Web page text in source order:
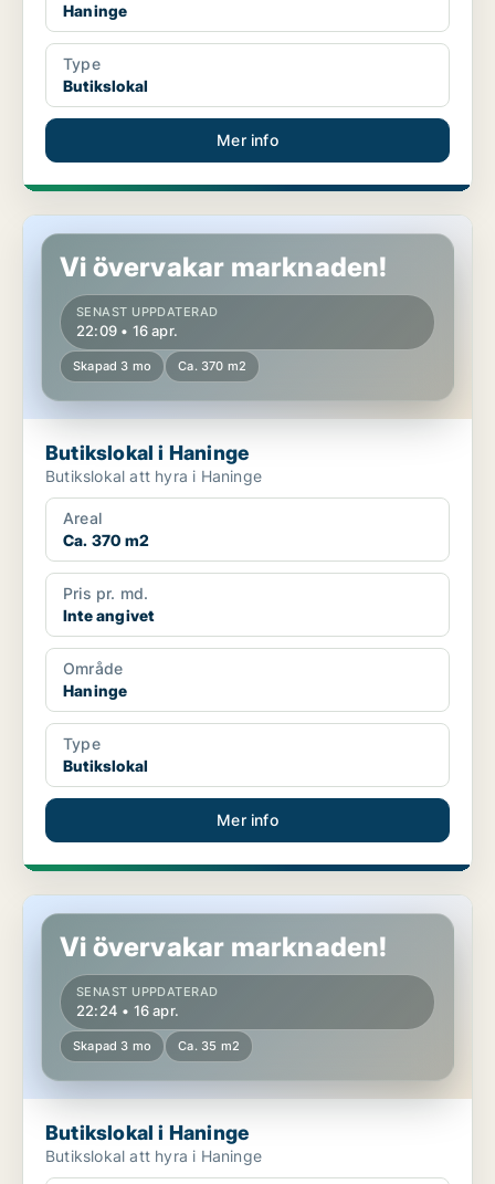
Haninge
Type
Butikslokal
Mer info
Butikslokal i Haninge
Vi övervakar marknaden!
SENAST UPPDATERAD
22:09 • 16 apr.
Skapad 3 mo Ca. 370 m2
Butikslokal i Haninge
Butikslokal att hyra i Haninge
Areal
Ca. 370 m2
Pris pr. md.
Inte angivet
Område
Haninge
Type
Butikslokal
Mer info
Butikslokal i Haninge
Vi övervakar marknaden!
SENAST UPPDATERAD
22:24 • 16 apr.
Skapad 3 mo Ca. 35 m2
Butikslokal i Haninge
Butikslokal att hyra i Haninge